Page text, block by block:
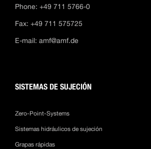
Phone: +49 711 5766-0
Fax: +49 711 575725
E-mail: amf@amf.de
SISTEMAS DE SUJECIÓN
Zero-Point-Systems
Sistemas hidráulicos de sujeción
Grapas rápidas